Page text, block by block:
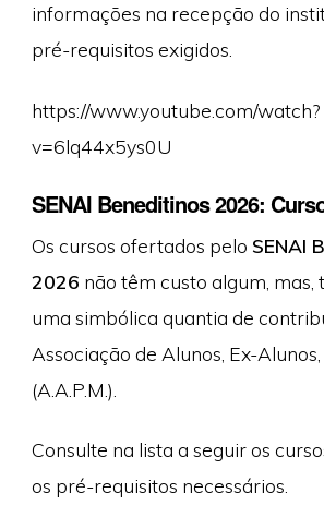
informações na recepção do
pré-requisitos exigidos.
https://www.youtube.com/watch?
v=6lq44x5ys0U
SENAI Beneditinos 2026:
Os cursos ofertados pelo SENAI
2026 não têm custo algum, mas,
uma simbólica quantia de
Associação de Alunos, Ex-
(A.A.P.M.).
Consulte na lista a seguir os
os pré-requisitos necessários.